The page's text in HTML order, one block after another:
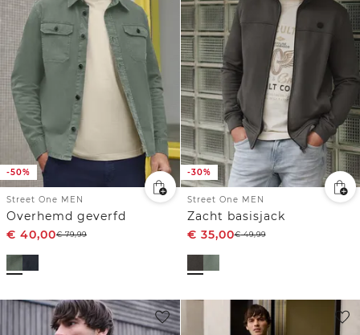
-50%
Street One MEN
Overhemd geverfd
€ 40,00€79,99
-30%
Street One MEN
Zacht basisjack
€ 35,00€49,99